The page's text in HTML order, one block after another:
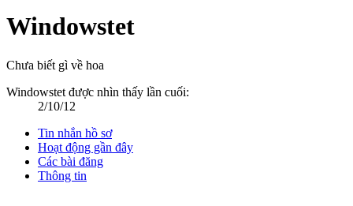
Windowstet
Chưa biết gì về hoa
Windowstet được nhìn thấy lần cuối:
2/10/12
Tin nhắn hồ sơ
Hoạt động gần đây
Các bài đăng
Thông tin